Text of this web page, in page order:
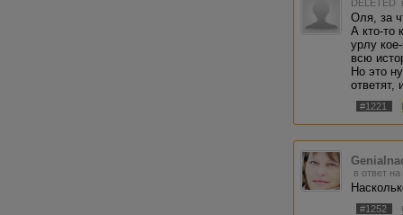
DELETED
Оля, за
А кто-то
урлу
всю
Но это
ответят,
#1221
в ответ
#1252